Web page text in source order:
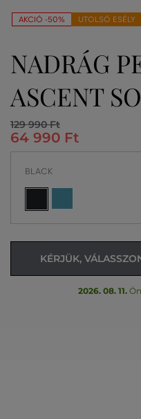
AKCIÓ -50% UTOLSÓ ESÉLY
NADRÁG
ASCENT
129 990 Ft
64 990 Ft
BLACK
KÉRJÜK,
2026. 08. 11.